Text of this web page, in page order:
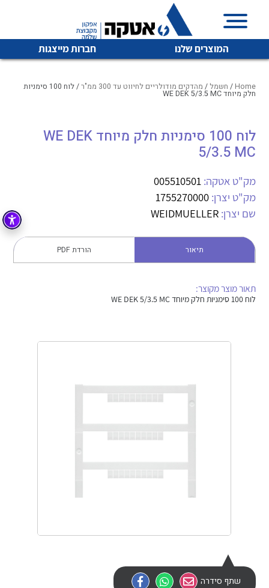
המוצרים שלנו חברות מייצגות
איכות | שרות | זמינות
אטקה בע”מ היא החברה הגדולה והמובילה בישראל בשיווק
מיתוג, בקרה , ואינסטלציה חשמלית ופעילה ב7 תחומים:
חשמל מיתוג ואינסטלציה חשמלית
קופסאות וארונות לחשמל, בקרה ואלקטרוניקה
פתרונות וציוד לסביבה נפיצה EX
לכל מוצרי היצרן לכל מוצרי היצרן
לכל מוצרי היצרן לכל מוצרי היצרן
לכל מוצרי היצרן לכל מוצרי היצרן
לכל מוצרי היצרן
Home
/ חשמל / מהדקים מודולריים לחיווט עד 300 ממ"ר / לוח 100 סימניות
חלק מיוחד WE DEK 5/3.5 MC
לוח 100 סימניות חלק מיוחד WE DEK
5/3.5 MC
מק"ט אטקה: 005510501
מק"ט יצרן: 1755270000
שם יצרן: WEIDMUELLER
תיאור הורדת PDF
תאור מוצר מקוצר:
לוח 100 סימניות חלק מיוחד WE DEK 5/3.5 MC
שתף סידרה